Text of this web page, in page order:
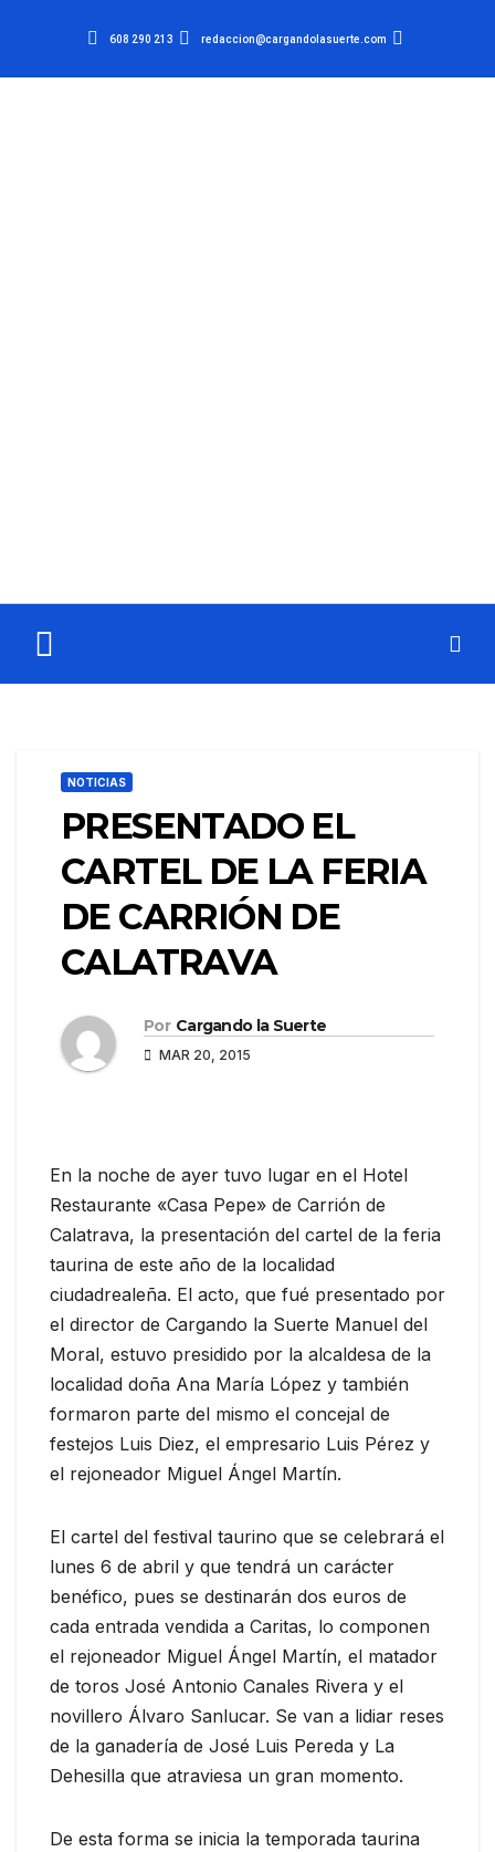
608 290 213 redaccion@cargandolasuerte.com
NOTICIAS
PRESENTADO EL
CARTEL DE LA FERIA
DE CARRIÓN DE
CALATRAVA
Por Cargando la Suerte
MAR 20, 2015
En la noche de ayer tuvo lugar en el Hotel
Restaurante «Casa Pepe» de Carrión de
Calatrava, la presentación del cartel de la feria
taurina de este año de la localidad
ciudadrealeña. El acto, que fué presentado por
el director de Cargando la Suerte Manuel del
Moral, estuvo presidido por la alcaldesa de la
localidad doña Ana María López y también
formaron parte del mismo el concejal de
festejos Luis Diez, el empresario Luis Pérez y
el rejoneador Miguel Ángel Martín.
El cartel del festival taurino que se celebrará el
lunes 6 de abril y que tendrá un carácter
benéfico, pues se destinarán dos euros de
cada entrada vendida a Caritas, lo componen
el rejoneador Miguel Ángel Martín, el matador
de toros José Antonio Canales Rivera y el
novillero Álvaro Sanlucar. Se van a lidiar reses
de la ganadería de José Luis Pereda y La
Dehesilla que atraviesa un gran momento.
De esta forma se inicia la temporada taurina